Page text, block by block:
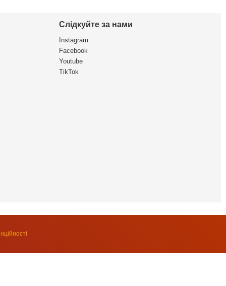
Слідкуйте за нами
Instagram
Facebook
Youtube
TikTok